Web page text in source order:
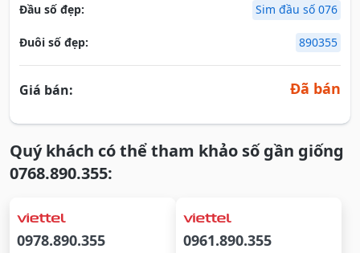
Đầu số đẹp: Sim đầu số 076
Đuôi số đẹp: 890355
Giá bán: Đã bán
Quý khách có thể tham khảo số gần giống
0768.890.355:
0978.890.355 0961.890.355